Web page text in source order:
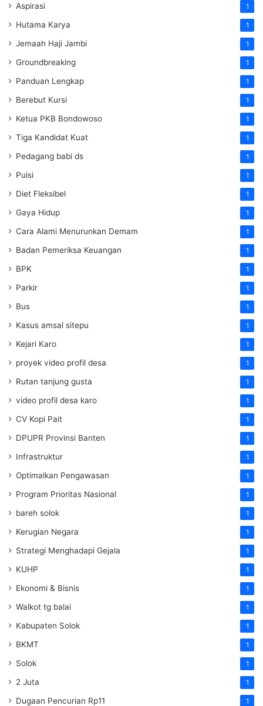
Aspirasi 1
Hutama Karya 1
Jemaah Haji Jambi 1
Groundbreaking 1
Panduan Lengkap 1
Berebut Kursi 1
Ketua PKB Bondowoso 1
Tiga Kandidat Kuat 1
Pedagang babi ds 1
Puisi 1
Diet Fleksibel 1
Gaya Hidup 1
Cara Alami Menurunkan Demam 1
Badan Pemeriksa Keuangan 1
BPK 1
Parkir 1
Bus 1
Kasus amsal sitepu 1
Kejari Karo 1
proyek video profil desa 1
Rutan tanjung gusta 1
video profil desa karo 1
CV Kopi Pait 1
DPUPR Provinsi Banten 1
Infrastruktur 1
Optimalkan Pengawasan 1
Program Prioritas Nasional 1
bareh solok 1
Kerugian Negara 1
Strategi Menghadapi Gejala 1
KUHP 1
Ekonomi & Bisnis 1
Walkot tg balai 1
Kabupaten Solok 1
BKMT 1
Solok 1
2 Juta 1
Dugaan Pencurian Rp11 1